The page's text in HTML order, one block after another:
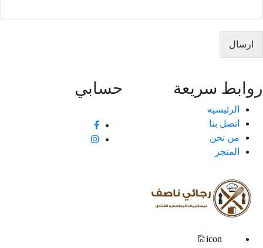
ارسال
حسابي سريعة
الرئيسيه
اتصل بنا
من نحن
المتجر
icon